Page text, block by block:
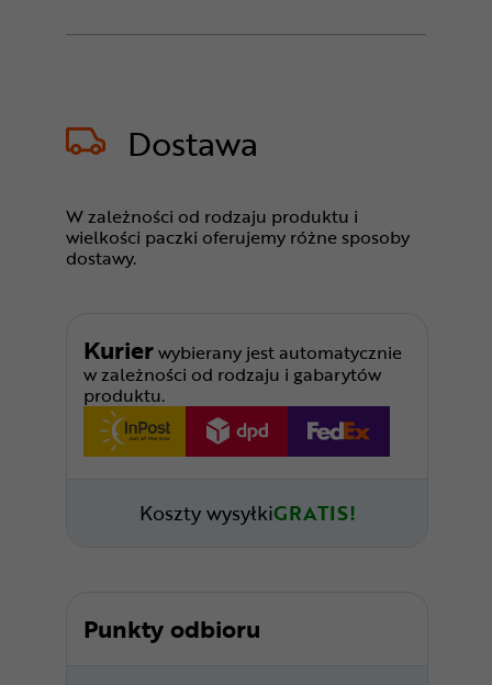
Dostawa
W zależności od rodzaju produktu i
wielkości paczki oferujemy różne sposoby
dostawy.
Kurierwybierany jest automatycznie
w zależności od rodzaju i gabarytów
produktu.
Koszty wysyłkiGRATIS!
Punkty odbioru